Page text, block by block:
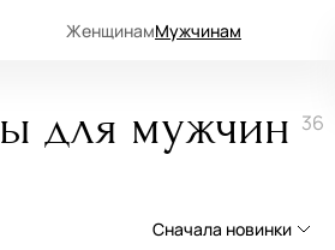
ЖенщинамМужчинам
для мужчин 36
Сначала новинки